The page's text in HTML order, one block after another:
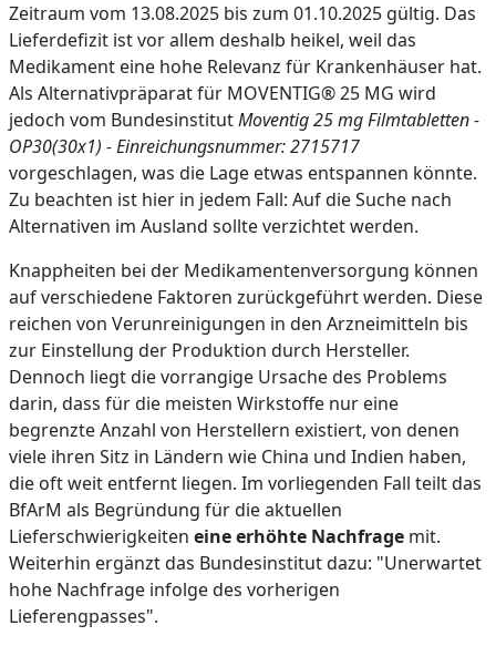
Zeitraum vom 13.08.2025 bis zum 01.10.2025 gültig. Das
Lieferdefizit ist vor allem deshalb heikel, weil das
Medikament eine hohe Relevanz für Krankenhäuser hat.
Als Alternativpräparat für MOVENTIG® 25 MG wird
jedoch vom BundesinstitutMoventig 25 mg Filmtabletten -
OP30(30x1) - Einreichungsnummer: 2715717
vorgeschlagen, was die Lage etwas entspannen könnte.
Zu beachten ist hier in jedem Fall: Auf die Suche nach
Alternativen im Ausland sollte verzichtet werden.
Knappheiten bei der Medikamentenversorgung können
auf verschiedene Faktoren zurückgeführt werden. Diese
reichen von Verunreinigungen in den Arzneimitteln bis
zur Einstellung der Produktion durch Hersteller.
Dennoch liegt die vorrangige Ursache des Problems
darin, dass für die meisten Wirkstoffe nur eine
begrenzte Anzahl von Herstellern existiert, von denen
viele ihren Sitz in Ländern wie China und Indien haben,
die oft weit entfernt liegen. Im vorliegenden Fall teilt das
BfArM als Begründung für die aktuellen
Lieferschwierigkeiten eine erhöhte Nachfrage mit.
Weiterhin ergänzt das Bundesinstitut dazu: "Unerwartet
hohe Nachfrage infolge des vorherigen
Lieferengpasses".